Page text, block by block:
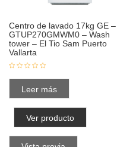
Centro de lavado 17kg GE –
GTUP270GMWM0 – Wash
tower – El Tio Sam Puerto
Vallarta
Leer más
Ver producto